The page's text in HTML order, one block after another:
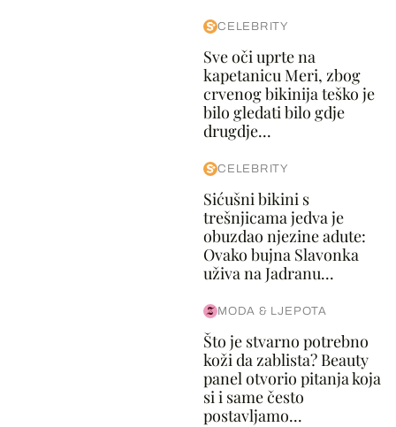
CELEBRITY
Sve oči uprte na
kapetanicu Meri, zbog
crvenog bikinija teško je
bilo gledati bilo gdje
drugdje...
CELEBRITY
Sićušni bikini s
trešnjicama jedva je
obuzdao njezine adute:
Ovako bujna Slavonka
uživa na Jadranu...
MODA & LJEPOTA
Što je stvarno potrebno
koži da zablista? Beauty
panel otvorio pitanja koja
si i same često
postavljamo...